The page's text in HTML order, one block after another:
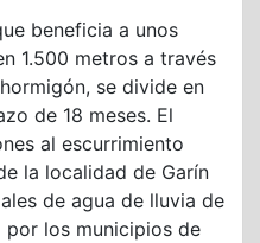
beneficia a unos
1.500 metros a través
se divide en
de 18 meses. El
al escurrimiento
la localidad de Garín
de agua de lluvia de
por los municipios de